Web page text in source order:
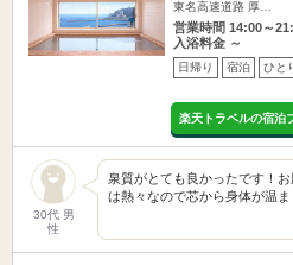
東名高速道路 厚…
営業時間 14:00～
入浴料金 ～
日帰り 宿泊 ひと
楽天トラベルの宿泊
30代 男
性
泉質がとても良かったです！
は熱々なので芯から身体が温ま